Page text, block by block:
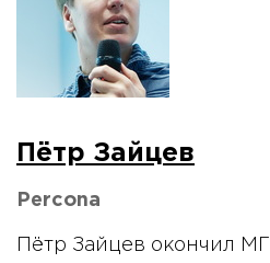
Пётр Зайцев
Percona
Пётр Зайцев окончил